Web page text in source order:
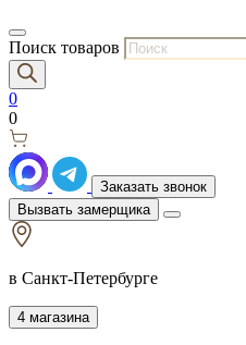
Поиск товаров
0
0
Заказать звонок
Вызвать замерщика
в Санкт-Петербурге
4 магазина